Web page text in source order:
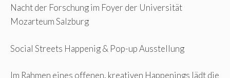
Nacht der Forschung im Foyer der Universität
Mozarteum Salzburg
Social Streets Happenig & Pop-up Ausstellung
Im Rahmen eines offenen, kreativen Happenings lädt die